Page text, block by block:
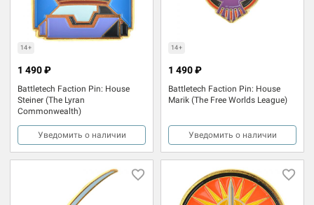
14+
Battletech Faction Pin: House
Steiner (The Lyran
Commonwealth)
1 490 ₽
Уведомить о наличии
14+
Battletech Faction Pin: House
Marik (The Free Worlds League)
1 490 ₽
Уведомить о наличии